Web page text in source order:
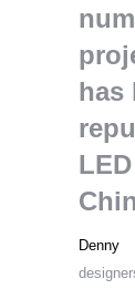
has
Denny